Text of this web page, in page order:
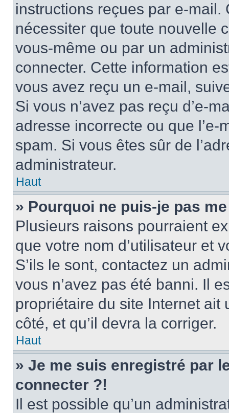
instructions reçues par e-
nécessiter que toute nouvelle
vous-même ou par un
connecter. Cette information
vous avez reçu un e-mail,
Si vous n’avez pas reçu d’e-
adresse incorrecte ou que
spam. Si vous êtes sûr de
administrateur.
Haut
» Pourquoi ne puis-je pas
Plusieurs raisons pourraient
que votre nom d’utilisateur et
S’ils le sont, contactez un
vous n’avez pas été banni. Il
propriétaire du site Internet
côté, et qu’il devra la corriger.
Haut
» Je me suis enregistré par
connecter ?!
Il est possible qu’un